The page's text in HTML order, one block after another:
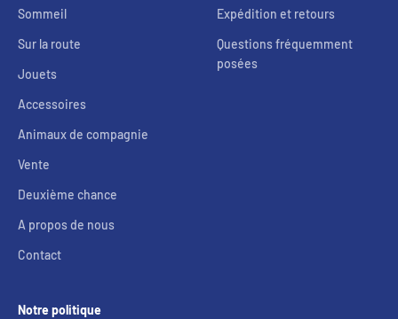
Sommeil
Sur la route
Jouets
Accessoires
Animaux de compagnie
Vente
Deuxième chance
A propos de nous
Contact
Expédition et retours
Questions fréquemment
posées
Notre politique